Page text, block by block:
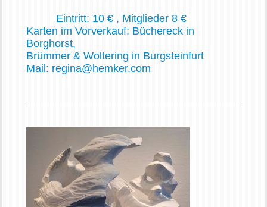
Eintritt: 10 € , Mitglieder 8 €
Karten im Vorverkauf: Büchereck in
Borghorst,
Brümmer & Woltering in Burgsteinfurt
Mail: regina@hemker.com